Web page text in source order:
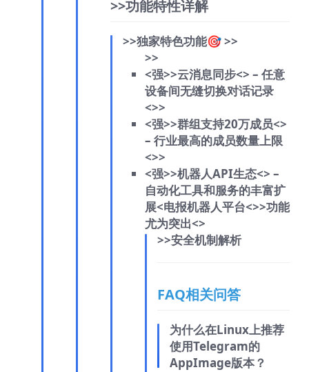
>>功能特性详解
>>独家特色功能🎯>>
>>
<强>>云消息同步<> – 任意
设备间无缝切换对话记录
<>>
<强>>群组支持20万成员<>
– 行业最高的成员数量上限
<>>
<强>>机器人API生态<> –
自动化工具和服务的丰富扩
展<电报机器人平台<>>功能
尤为突出<>
>>安全机制解析
FAQ相关问答
为什么在Linux上推荐
使用Telegram的
AppImage版本？